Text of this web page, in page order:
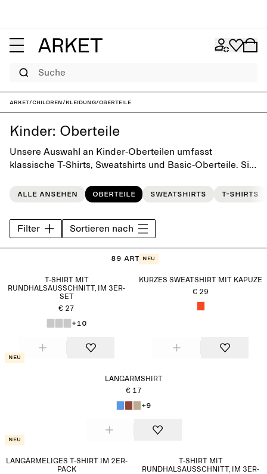
Suche
ARKET/Children/Kleidung/Oberteile
Kinder: Oberteile
Unsere Auswahl an Kinder-Oberteilen umfasst
klassische T-Shirts, Sweatshirts und Basic-Oberteile. Sie
aus und sind ideale Essentials für den Alltag.
Alle ansehen Oberteile Sweatshirts T-Shirts
Filter Sortieren nach
89 Artikel
T-SHIRT MIT
RUNDHALSAUSSCHNITT, IM 3ER-
SET
€ 27
+10
Neu
KURZES SWEATSHIRT MIT KAPUZE
€ 29
Neu
LANGARMSHIRT
€ 17
+9
Neu
LANGÄRMELIGES T-SHIRT IM 2ER-
PACK
T-SHIRT MIT
RUNDHALSAUSSCHNITT, IM 3ER-